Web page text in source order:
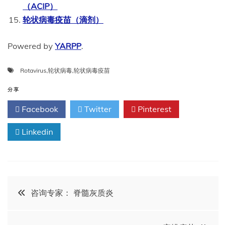
（ACIP）
轮状病毒疫苗（滴剂）
Powered byYARPP.
Rotavirus,轮状病毒,轮状病毒疫苗
分享
Facebook Twitter Pinterest
Linkedin
文
咨询专家： 脊髓灰质炎